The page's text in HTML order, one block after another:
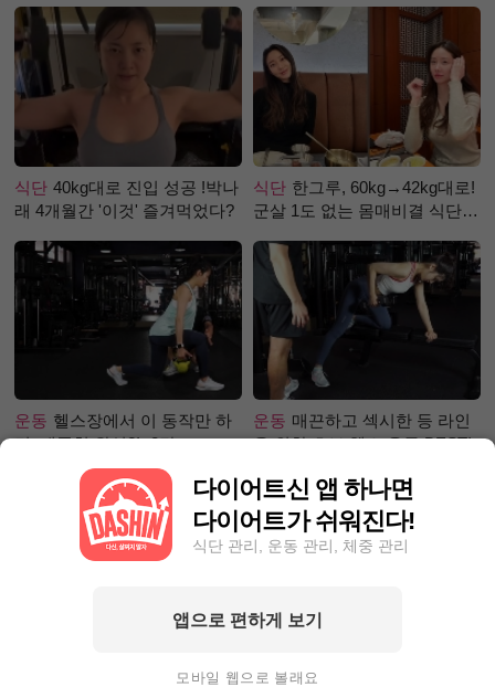
식단 40kg대로 진입 성공 !박나
래 4개월간 '이것' 즐겨먹었다?
식단 한그루, 60kg→42kg대로!
군살 1도 없는 몸매비결 식단
운동 헬스장에서 이 동작만 하
면, 애플힙 완성?! -2탄-
운동 매끈하고 섹시한 등 라인
을 위한 초보 헬스 운동 BEST!
안 난다면? 9Kg 감량한 그녀처
성공팁! 눈바디 대신 0바디로!
다이어트신 앱 하나면
다이어트가 쉬워진다!
식단 관리, 운동 관리, 체중 관리
앱으로 편하게 보기
모바일 웹으로 볼래요